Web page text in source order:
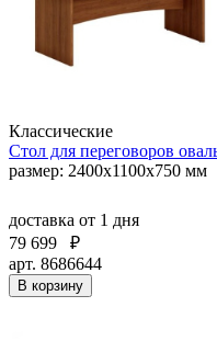
Классические
Стол для переговоров
размер: 2400x1100x750 мм
доставка от 1 дня
79 699
₽
арт. 8686644
В корзину